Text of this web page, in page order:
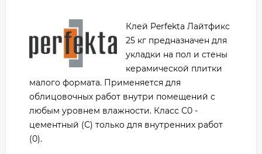
Клей Perfekta Лайтфикс
25 кг предназначен для
укладки на пол и стены
керамической плитки
малого формата. Применяется для
облицовочных работ внутри помещений с
любым уровнем влажности. Класс С0 -
цементный (С) только для внутренних работ
(0).